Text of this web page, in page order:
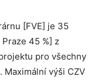
[FVE] je 35
45 %] z
pro všechny
výši CZV